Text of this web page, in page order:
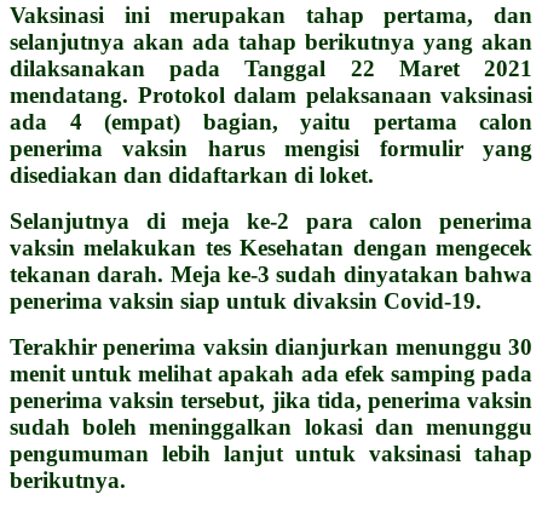
Vaksinasi ini merupakan tahap pertama, dan
selanjutnya akan ada tahap berikutnya yang akan
dilaksanakan pada Tanggal 22 Maret 2021
mendatang. Protokol dalam pelaksanaan vaksinasi
ada 4 (empat) bagian, yaitu pertama calon
penerima vaksin harus mengisi formulir yang
disediakan dan didaftarkan di loket.
Selanjutnya di meja ke-2 para calon penerima
vaksin melakukan tes Kesehatan dengan mengecek
tekanan darah. Meja ke-3 sudah dinyatakan bahwa
penerima vaksin siap untuk divaksin Covid-19.
Terakhir penerima vaksin dianjurkan menunggu 30
menit untuk melihat apakah ada efek samping pada
penerima vaksin tersebut, jika tida, penerima vaksin
sudah boleh meninggalkan lokasi dan menunggu
pengumuman lebih lanjut untuk vaksinasi tahap
berikutnya.